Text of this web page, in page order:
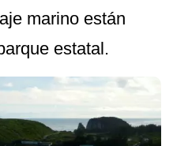
marino están
estatal.